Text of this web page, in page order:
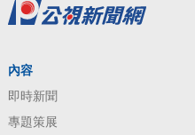
內容
即時新聞
專題策展